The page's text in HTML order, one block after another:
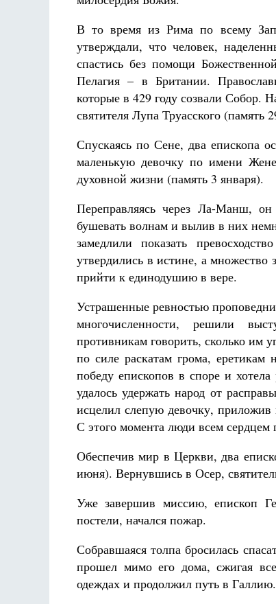
В то время из Рима по всему
утверждали, что человек,
спастись без помощи
Пелагия – в Британии.
которые в 429 году созвали Собор.
святителя Лупа Труасского (память
Спускаясь по Сене, два епископа
маленькую девочку по имени
духовной жизни (память 3 января).
Переправляясь через Ла-Манш,
бушевать волнам и вылив в них
замедлили показать
утвердились в истине, а множество
прийти к единодушию в вере.
Устрашенные ревностью
многочисленности, решили
противникам говорить, сколько им
по силе раскатам грома, еретикам
победу епископов в споре и
удалось удержать народ от
исцелил слепую девочку,
С этого момента люди всем
Обеспечив мир в Церкви, два
июня). Вернувшись в Осер,
Уже завершив миссию, епископ
постели, начался пожар.
Собравшаяся толпа бросилась
прошел мимо его дома, сжигая
одеждах и продолжил путь в Галлию.